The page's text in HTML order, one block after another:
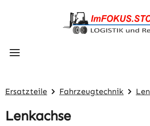
Zum Hauptinhalt springen
Ersatzteile Fahrzeugtechnik
Lenkachse